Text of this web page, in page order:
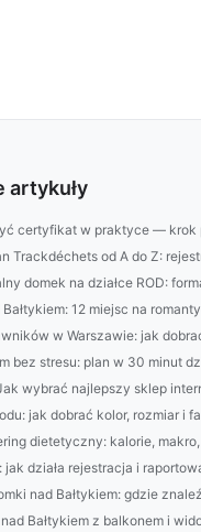
artykuły
certyfikat w praktyce — krok
Trackdéchets od A do Z:
domek na działce ROD:
12 miejsc na
w Warszawie: jak
bez stresu: plan w 30 minut
Jak wybrać najlepszy sklep
jak dobrać kolor, rozmiar i
dietetyczny: kalorie, makro,
jak działa rejestracja i
nad Bałtykiem: gdzie
Bałtykiem z balkonem i